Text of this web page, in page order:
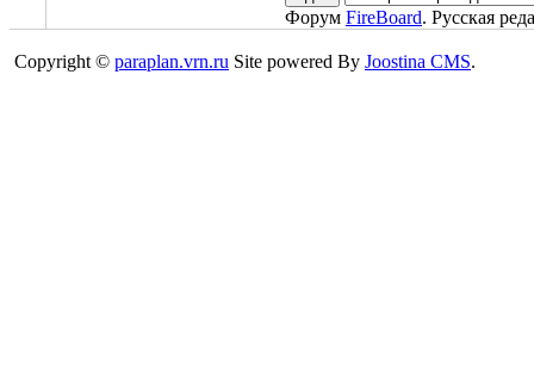
Форум FireBoard. Русская
Copyright © paraplan.vrn.ru Site powered By Joostina CMS.